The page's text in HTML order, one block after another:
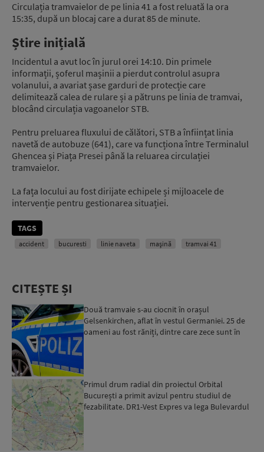
Circulația tramvaielor de pe linia 41 a fost reluată la ora
15:35, după un blocaj care a durat 85 de minute.
Știre inițială
Incidentul a avut loc în jurul orei 14:10. Din primele
informații, șoferul mașinii a pierdut controlul asupra
volanului, a avariat șase garduri de protecție care
delimitează calea de rulare și a pătruns pe linia de tramvai,
blocând circulația vagoanelor STB.
Pentru preluarea fluxului de călători, STB a înființat linia
navetă de autobuze (641), care va funcționa între Terminalul
Ghencea și Piața Presei până la reluarea circulației
tramvaielor.
La fața locului au fost dirijate echipele și mijloacele de
intervenție pentru gestionarea situației.
TAGS
accident bucuresti linie naveta maşină tramvai 41
CITEȘTE ȘI
Două tramvaie s-au ciocnit în orașul
Gelsenkirchen, aflat în vestul Germaniei. 25 de
oameni au fost răniți, dintre care zece sunt în
Primul drum radial din proiectul Orbital
București a primit avizul pentru studiul de
fezabilitate. DR1-Vest Expres va lega Bulevardul